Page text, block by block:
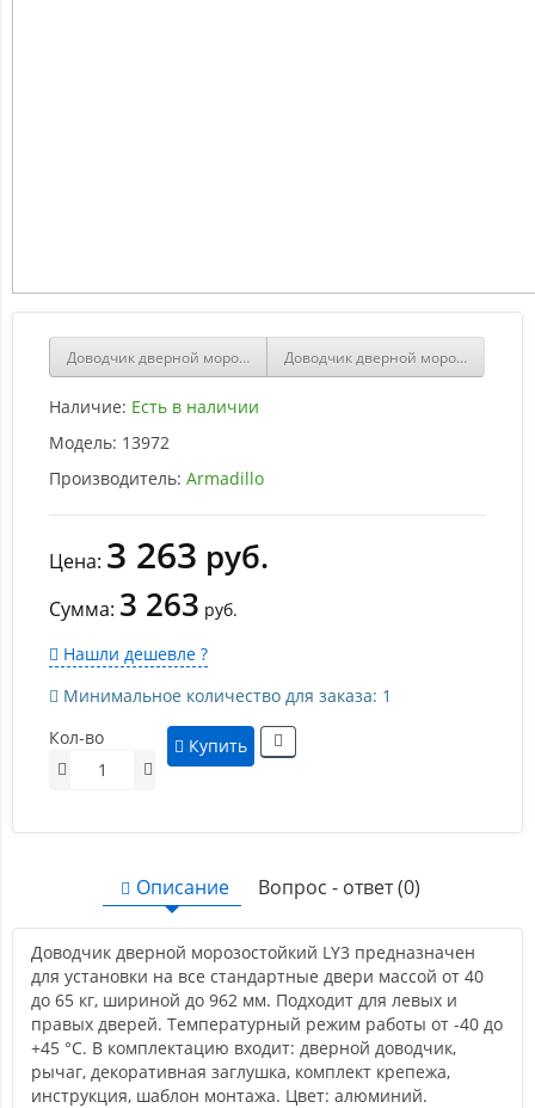
Доводчик дверной морозостойкий ARMADILLO LY3000 Bronze
Доводчик дверной морозостойкий
Наличие: Есть в наличии
Модель: 13972
Производитель: Armadillo
Цена: 3 263 руб.
Сумма: 3 263 руб.
Нашли дешевле ?
Минимальное количество для заказа: 1
Кол-во
Купить
Описание Вопрос - ответ (0)
Доводчик дверной морозостойкий LY3 предназначен
для установки на все стандартные двери массой от 40
до 65 кг, шириной до 962 мм. Подходит для левых и
правых дверей. Температурный режим работы от -40 до
+45 °С. В комплектацию входит: дверной доводчик,
рычаг, декоративная заглушка, комплект крепежа,
инструкция, шаблон монтажа. Цвет: алюминий.